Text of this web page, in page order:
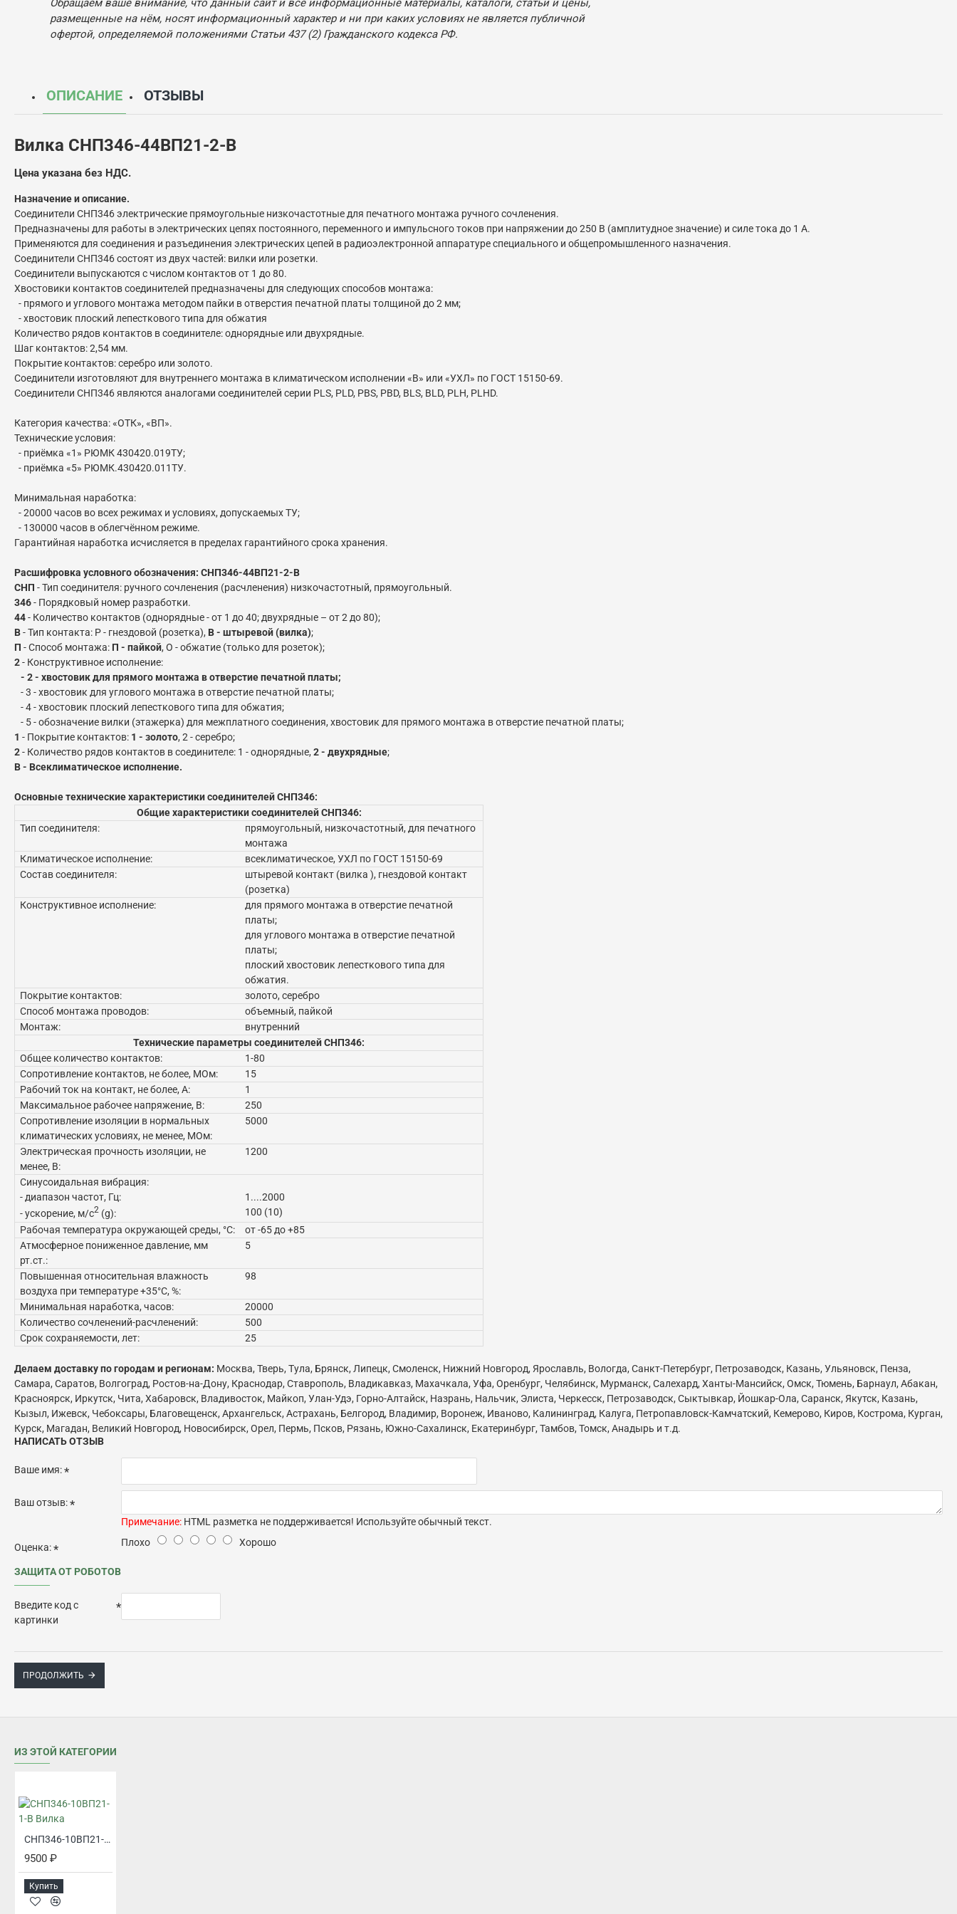
Обращаем ваше внимание, что данный сайт и все информационные материалы, каталоги, статьи и цены,
размещенные на нём, носят информационный характер и ни при каких условиях не является публичной
офертой, определяемой положениями Статьи 437 (2) Гражданского кодекса РФ.
ОПИСАНИЕ ОТЗЫВЫ
Вилка СНП346-44ВП21-2-В
Цена указана без НДС.
Назначение и описание.
Соединители СНП346 электрические прямоугольные низкочастотные для печатного монтажа ручного сочленения.
Предназначены для работы в электрических цепях постоянного, переменного и импульсного токов при напряжении до 250 В (амплитудное значение) и силе тока до 1 А.
Применяются для соединения и разъединения электрических цепей в радиоэлектронной аппаратуре специального и общепромышленного назначения.
Соединители СНП346 состоят из двух частей: вилки или розетки.
Соединители выпускаются с числом контактов от 1 до 80.
Хвостовики контактов соединителей предназначены для следующих способов монтажа:
- прямого и углового монтажа методом пайки в отверстия печатной платы толщиной до 2 мм;
- хвостовик плоский лепесткового типа для обжатия
Количество рядов контактов в соединителе: однорядные или двухрядные.
Шаг контактов: 2,54 мм.
Покрытие контактов: серебро или золото.
Соединители изготовляют для внутреннего монтажа в климатическом исполнении «В» или «УХЛ» по ГОСТ 15150-69.
Соединители СНП346 являются аналогами соединителей серии PLS, PLD, PBS, PBD, BLS, BLD, PLH, PLHD.
Категория качества: «ОТК», «ВП».
Технические условия:
- приёмка «1» РЮМК 430420.019ТУ;
- приёмка «5» РЮМК.430420.011ТУ.
Минимальная наработка:
- 20000 часов во всех режимах и условиях, допускаемых ТУ;
- 130000 часов в облегчённом режиме.
Гарантийная наработка исчисляется в пределах гарантийного срока хранения.
Расшифровка условного обозначения: СНП346-44ВП21-2-В
СНП - Тип соединителя: ручного сочленения (расчленения) низкочастотный, прямоугольный.
346- Порядковый номер разработки.
44- Количество контактов (однорядные - от 1 до 40; двухрядные – от 2 до 80);
В- Тип контакта: Р - гнездовой (розетка), В - штыревой (вилка);
П - Способ монтажа: П - пайкой, О - обжатие (только для розеток);
2- Конструктивное исполнение:
- 2 - хвостовик для прямого монтажа в отверстие печатной платы;
- 3 - хвостовик для углового монтажа в отверстие печатной платы;
- 4 - хвостовик плоский лепесткового типа для обжатия;
- 5 - обозначение вилки (этажерка) для межплатного соединения, хвостовик для прямого монтажа в отверстие печатной платы;
1 - Покрытие контактов: 1 - золото, 2 - серебро;
2- Количество рядов контактов в соединителе: 1 - однорядные, 2 - двухрядные;
В - Всеклиматическое исполнение.
Основные технические характеристики соединителей СНП346:
Общие характеристики соединителей СНП346:
Тип соединителя:
прямоугольный, низкочастотный, для печатного
монтажа
Климатическое исполнение:
всеклиматическое, УХЛ по ГОСТ 15150-69
Состав соединителя:
штыревой контакт (вилка ), гнездовой контакт
(розетка)
Конструктивное исполнение:
для прямого монтажа в отверстие печатной
платы;
для углового монтажа в отверстие печатной
платы;
плоский хвостовик лепесткового типа для
обжатия.
Покрытие контактов:
золото, серебро
Способ монтажа проводов:
объемный, пайкой
Монтаж:
внутренний
Технические параметры соединителей СНП346:
Общее количество контактов:
1-80
Сопротивление контактов, не более, МОм:
15
Рабочий ток на контакт, не более, А:
1
Максимальное рабочее напряжение, В:
250
Сопротивление изоляции в нормальных
климатических условиях, не менее, МОм:
5000
Электрическая прочность изоляции, не
менее, В:
1200
Синусоидальная вибрация:
- диапазон частот, Гц:
- ускорение, м/с2 (g):
1....2000
100 (10)
Рабочая температура окружающей среды, °C:
от -65 до +85
Атмосферное пониженное давление, мм
рт.ст.:
5
Повышенная относительная влажность
воздуха при температуре +35°C, %:
98
Минимальная наработка, часов:
20000
Количество сочленений-расчленений:
500
Срок сохраняемости, лет:
25
Делаем доставку по городам и регионам: Москва, Тверь, Тула, Брянск, Липецк, Смоленск, Нижний Новгород, Ярославль, Вологда, Санкт-Петербург, Петрозаводск, Казань, Ульяновск, Пенза,
Самара, Саратов, Волгоград, Ростов-на-Дону, Краснодар, Ставрополь, Владикавказ, Махачкала, Уфа, Оренбург, Челябинск, Мурманск, Салехард, Ханты-Мансийск, Омск, Тюмень, Барнаул, Абакан,
Красноярск, Иркутск, Чита, Хабаровск, Владивосток, Майкоп, Улан-Удэ, Горно-Алтайск, Назрань, Нальчик, Элиста, Черкесск, Петрозаводск, Сыктывкар, Йошкар-Ола, Саранск, Якутск, Казань,
Кызыл, Ижевск, Чебоксары, Благовещенск, Архангельск, Астрахань, Белгород, Владимир, Воронеж, Иваново, Калининград, Калуга, Петропавловск-Камчатский, Кемерово, Киров, Кострома, Курган,
Курск, Магадан, Великий Новгород, Новосибирск, Орел, Пермь, Псков, Рязань, Южно-Сахалинск, Екатеринбург, Тамбов, Томск, Анадырь и т.д.
НАПИСАТЬ ОТЗЫВ
Ваше имя:
Ваш отзыв:
Примечание: HTML разметка не поддерживается! Используйте обычный текст.
Оценка: Плохо Хорошо
ЗАЩИТА ОТ РОБОТОВ
Введите код с
картинки
ПРОДОЛЖИТЬ
ИЗ ЭТОЙ КАТЕГОРИИ
СНП346-10ВП21-1-В Вилка
9500 ₽
Купить